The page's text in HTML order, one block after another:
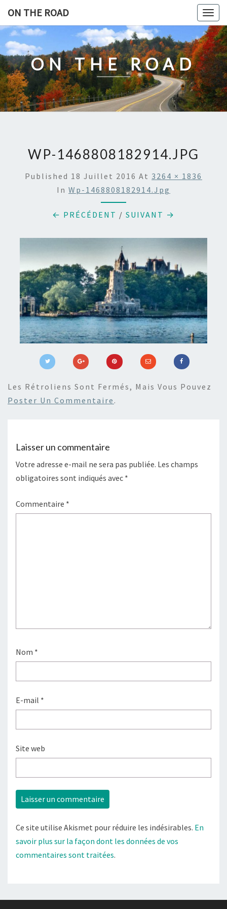
content
ON THE ROAD
ON THE ROAD
WP-1468808182914.JPG
Published 18 Juillet 2016 At 3264 × 1836
In Wp-1468808182914.jpg
← PRÉCÉDENT / SUIVANT →
Les Rétroliens Sont Fermés, Mais Vous Pouvez
Poster Un Commentaire .
Laisser un commentaire
Votre adresse e-mail ne sera pas publiée. Les champs
obligatoires sont indiqués avec *
Commentaire *
Nom *
E-mail *
Site web
Ce site utilise Akismet pour réduire les indésirables. En
savoir plus sur la façon dont les données de vos
commentaires sont traitées.